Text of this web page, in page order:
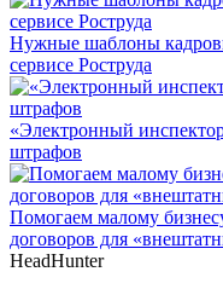
Нужные шаблоны
сервисе Роструда
«Электронный
штрафов
Помогаем малому
договоров для
HeadHunter